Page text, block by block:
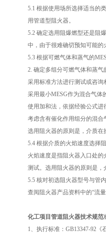
5.1 根据使用场所选择适当的
用管道型阻火器。
5.2 确定选用阻爆燃型还是阻
中，由于很难确切预知可能
5.3 根据可燃气体和蒸气的
2. 确定多组分可燃气体和蒸气
采用标准方法进行测试或咨询
采用最小MESG作为混合气体
使用加和法，依据经验公式进
考虑含有催化作用组分的混
选用阻火器的原则是，介质在
5.4 根据介质的火焰速度选择
火焰速度是指阻火器入口处
测试。选用阻火器的原则是
5.5 核对初选阻火器型号与管
查阅阻火器产品资料中的“流
化工项目管道阻火器技术规范
1、执行标准：GB13347-92